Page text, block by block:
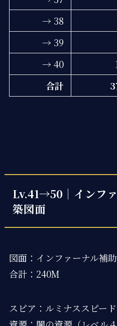
→ 38
→ 39
→ 40
合計
Lv.41→50｜インフ
築図面
図面：インファーナル補
合計：240M
スピア：ルミナススピー